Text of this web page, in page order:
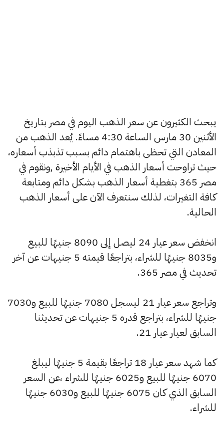
يبحث الكثيرون عن سعر الذهب اليوم في مصر بتاريخ
الأثنين 30 مارس الساعة 4:30 مساءً. يُعد الذهب من
المعادن التي تحظى باهتمام دائم بسبب تذبذب أسعاره،
حيث تراوحت أسعار الذهب في الأيام الأخيرة ,ونقوم في
مصر 365 بتغطية أسعار الذهب بشكل دائم ومتابعة
كافة التغيرات، لذلك سنتعرف الآن على أسعار الذهب
الحالية.
انخفض سعر عيار 24 ليصل إلى 8090 جنيهًا للبيع
و8035 جنيهًا للشراء، بتراجعًا قيمته 5 جنيهات عن آخر
تحديث في مصر 365.
وتراجع سعر عيار 21 ليسجل 7080 جنيهًا للبيع و7030
جنيهًا للشراء، بتراجع قدره 5 جنيهات عن تحديثنا
السابق لعيار عيار 21.
كما شهد سعر عيار 18 تراجعًا بقيمة 5 جنيهًا ليبلغ
6070 جنيهًا للبيع و6025 جنيهًا للشراء ،عن السعر
السابق الذي كان 6075 جنيهًا للبيع و6030 جنيهًا
للشراء.